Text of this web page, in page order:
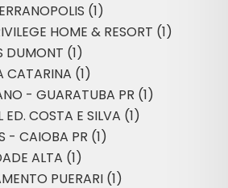
(1)
HOME & RESORT (1)
DUMONT (1)
CATARINA (1)
- GUARATUBA PR (1)
ED. COSTA E SILVA (1)
- CAIOBA PR (1)
ALTA (1)
PUERARI (1)